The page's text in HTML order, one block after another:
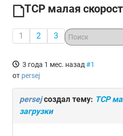
TCP малая
1 2 3
3 года 1 мес. назад #1
от persej
persejсоздал тему: TCP
загрузки